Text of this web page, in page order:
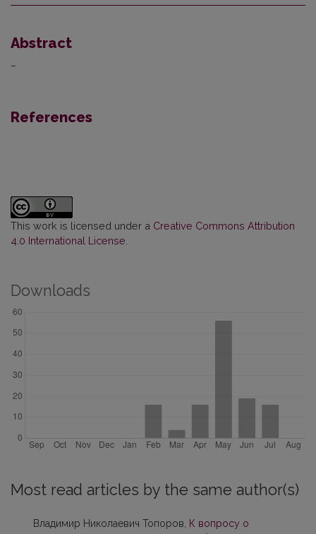
Abstract
–
References
This work is licensed under a Creative Commons Attribution
4.0 International License
Downloads
Most read articles by the same author(s)
Владимир Николаевич Топоров,
К вопросу о